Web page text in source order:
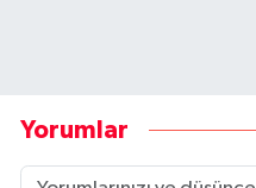
Yorumlar